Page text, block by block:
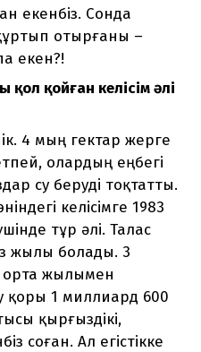
екенбіз. Сонда
отырғаны –
екен?!
қойған келісім әлі
4 мың гектар жерге
олардың еңбегі
су беруді тоқтатты.
келісімге 1983
тұр әлі. Талас
жылы болады. 3
орта жылымен
қоры 1 миллиард 600
қырғыздікі,
соған. Ал егістікке